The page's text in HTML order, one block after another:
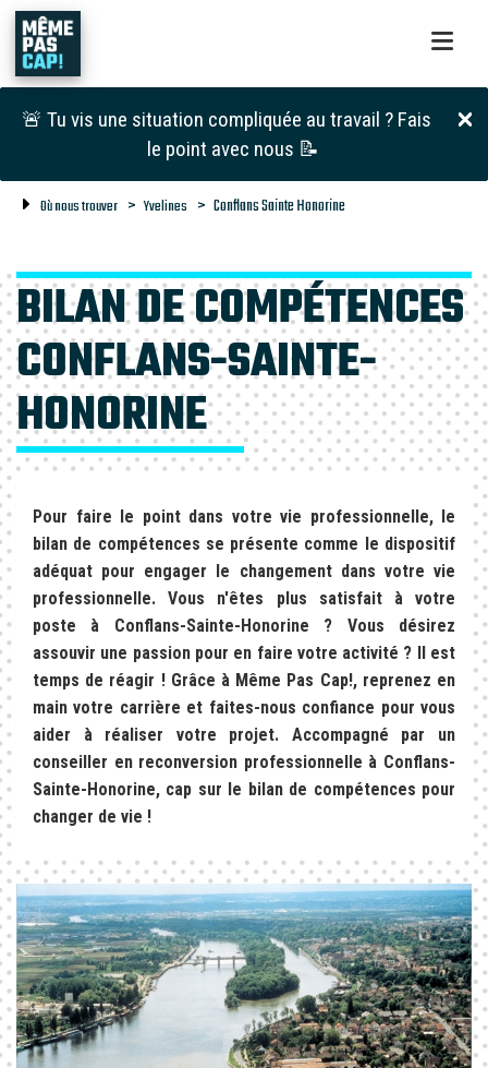
🚨 Tu vis une situation compliquée au travail ? Fais
le point avec nous 📝
Où nous trouver Yvelines Conflans Sainte Honorine
BILAN DE COMPÉTENCES
CONFLANS-SAINTE-
HONORINE
Pour faire le point dans votre vie professionnelle, le
bilan de compétences se présente comme le dispositif
adéquat pour engager le changement dans votre vie
professionnelle. Vous n'êtes plus satisfait à votre
poste à Conflans-Sainte-Honorine ? Vous désirez
assouvir une passion pour en faire votre activité ? Il est
temps de réagir ! Grâce à Même Pas Cap!, reprenez en
main votre carrière et faites-nous confiance pour vous
aider à réaliser votre projet. Accompagné par un
conseiller en reconversion professionnelle à Conflans-
Sainte-Honorine, cap sur le bilan de compétences pour
changer de vie !